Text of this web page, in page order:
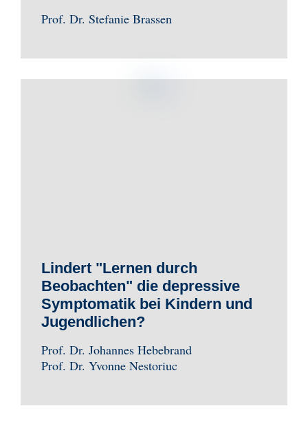
Prof. Dr. Stefanie Brassen
Lindert "Lernen durch
Beobachten" die depressive
Symptomatik bei Kindern und
Jugendlichen?
Prof. Dr. Johannes Hebebrand
Prof. Dr. Yvonne Nestoriuc